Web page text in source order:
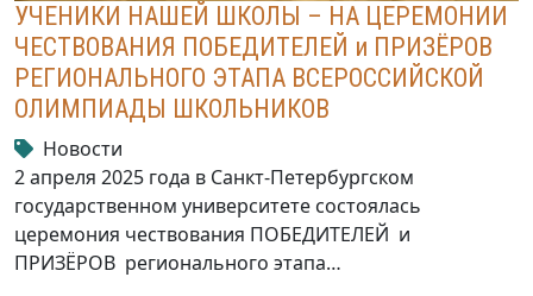
УЧЕНИКИ НАШЕЙ ШКОЛЫ – НА ЦЕРЕМОНИИ
ЧЕСТВОВАНИЯ ПОБЕДИТЕЛЕЙ и ПРИЗЁРОВ
РЕГИОНАЛЬНОГО ЭТАПА ВСЕРОССИЙСКОЙ
ОЛИМПИАДЫ ШКОЛЬНИКОВ
Новости
2 апреля 2025 года в Санкт-Петербургском
государственном университете состоялась
церемония чествования ПОБЕДИТЕЛЕЙ и
ПРИЗЁРОВ регионального этапа…